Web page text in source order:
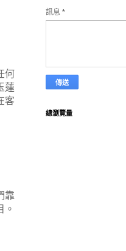
何
蓮
客
靠
。
訊息 *
總瀏覽量